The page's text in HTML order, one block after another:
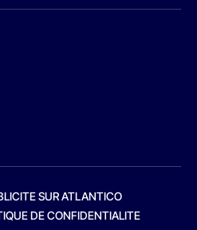
SUR ATLANTICO
DE CONFIDENTIALITE